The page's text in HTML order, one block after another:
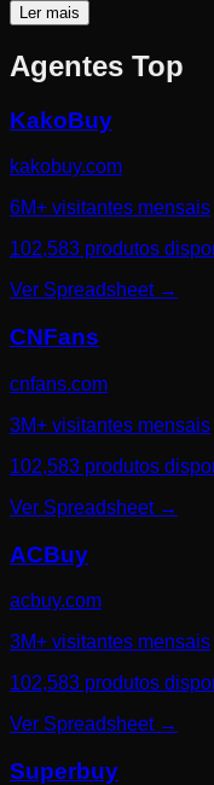
Ler mais
Agentes Top
KakoBuy
kakobuy.com
6M+ visitantes mensais
102,583 produtos
Ver Spreadsheet→
CNFans
cnfans.com
3M+ visitantes mensais
102,583 produtos
Ver Spreadsheet→
ACBuy
acbuy.com
3M+ visitantes mensais
102,583 produtos
Ver Spreadsheet→
Superbuy